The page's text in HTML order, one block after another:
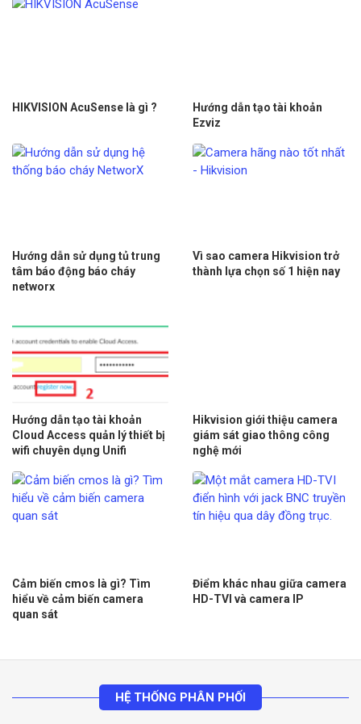
HIKVISION AcuSense là gì ?
Hướng dẫn tạo tài khoản
Ezviz
Hướng dẫn sử dụng tủ trung
tâm báo động báo cháy
networx
Vì sao camera Hikvision trở
thành lựa chọn số 1 hiện nay
Hướng dẫn tạo tài khoản
Cloud Access quản lý thiết bị
wifi chuyên dụng Unifi
Hikvision giới thiệu camera
giám sát giao thông công
nghệ mới
Cảm biến cmos là gì? Tìm
hiểu về cảm biến camera
quan sát
Điểm khác nhau giữa camera
HD-TVI và camera IP
HỆ THỐNG PHÂN PHỐI